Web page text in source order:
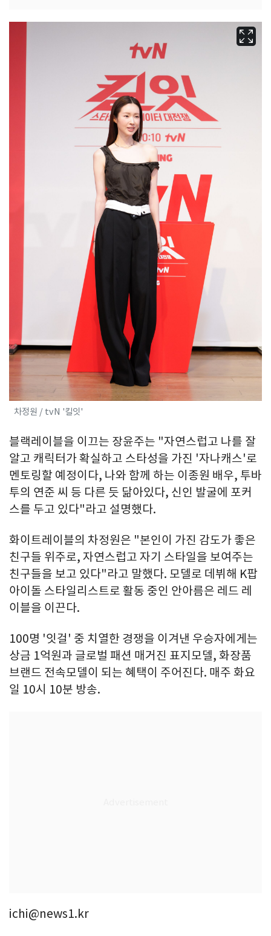
차정원 / tvN '킬잇'
블랙레이블을 이끄는 장윤주는 "자연스럽고 나를 잘
알고 캐릭터가 확실하고 스타성을 가진 '자나캐스'로
멘토링할 예정이다, 나와 함께 하는 이종원 배우, 투바
투의 연준 씨 등 다른 듯 닮아있다, 신인 발굴에 포커
스를 두고 있다"라고 설명했다.
화이트레이블의 차정원은 "본인이 가진 감도가 좋은
친구들 위주로, 자연스럽고 자기 스타일을 보여주는
친구들을 보고 있다"라고 말했다. 모델로 데뷔해 K팝
아이돌 스타일리스트로 활동 중인 안아름은 레드 레
이블을 이끈다.
100명 '잇걸' 중 치열한 경쟁을 이겨낸 우승자에게는
상금 1억원과 글로벌 패션 매거진 표지모델, 화장품
브랜드 전속모델이 되는 혜택이 주어진다. 매주 화요
일 10시 10분 방송.
ichi@news1.kr